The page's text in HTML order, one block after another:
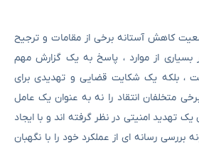
کاهش آستانه برخی از مقامات و ترجیح
از موارد ، پاسخ به یک گزارش مهم
، بلکه یک شکایت قضایی و تهدیدی برای
متخلفان انتقاد را نه به عنوان یک عامل
تهدید امنیتی در نظر گرفته اند و با ایجاد
بررسی رسانه ای از عملکرد خود را با نگهبان